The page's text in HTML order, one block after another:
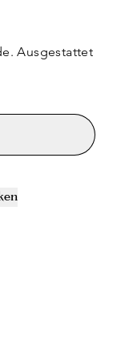
Ausgestattet